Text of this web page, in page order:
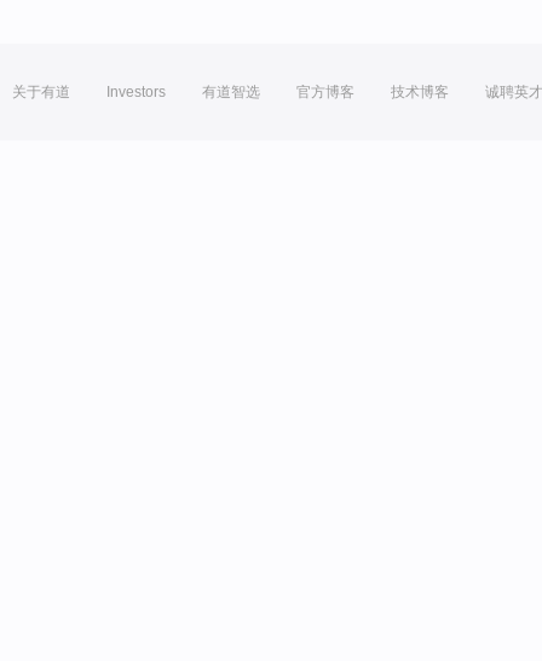
关于有道 Investors 有道智选 官方博客 技术博客 诚聘英才